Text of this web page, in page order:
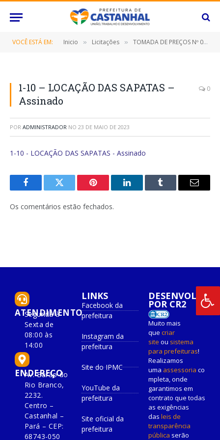
VOCÊ ESTÁ EM: Inicio » Licitações » TOMADA DE PREÇOS Nº 004/2023 (Contratação de empresa especializada para construção da Creche Carrossel neste Município de Castanhal/Pará)
1-10 – LOCAÇÃO DAS SAPATAS –
Assinado
0
POR ADMINISTRADOR NO 23 DE MAIO DE 2023
1-10 - LOCAÇÃO DAS SAPATAS - Assinado
FacebookTwitter Pinterest O
Tumblr
E-
Os comentários estão fechados.
ATENDIMENTO
Segunda à
Sexta de
08:00 às
14:00
ENDEREÇO
Av. Barão do
Rio Branco,
2232.
Centro –
Castanhal –
Pará – CEP:
68743-050
LINKS
Facebook da
prefeitura
Instagram da
prefeitura
Site do IPMC
YouTube da
prefeitura
Site oficial da
prefeitura
DESENVOLVIDO
POR CR2
Muito mais
que criar
site ou sistema
para prefeituras!
Realizamos
uma assessoria co
mpleta, onde
garantimos em
contrato que todas
as exigências
das leis de
transparência
pública serão